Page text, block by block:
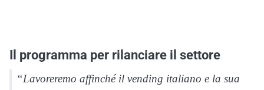
Il programma per rilanciare il settore
“Lavoreremo affinché il vending italiano e la sua